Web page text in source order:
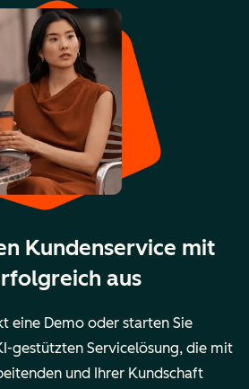
Kundenservice mit
aus
eine Demo oder starten Sie
gestützten Servicelösung, die mit
und Ihrer Kundschaft